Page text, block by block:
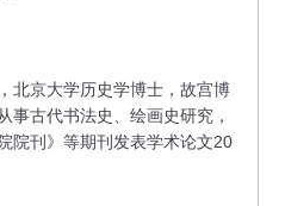
北京大学历史学博士，故宫博
事古代书法史、绘画史研究，
院刊》等期刊发表学术论文20